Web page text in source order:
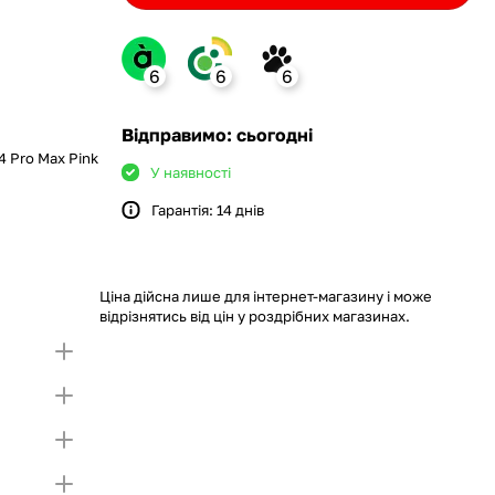
Pro Max Pink
6 6
частини платежу та Першого
6
першої частини платежу та Першого
Відправимо: сьогодні
У наявності
Гарантія: 14 днів
Ціна дійсна лише для інтернет-магазину і може
відрізнятись від цін у роздрібних магазинах.